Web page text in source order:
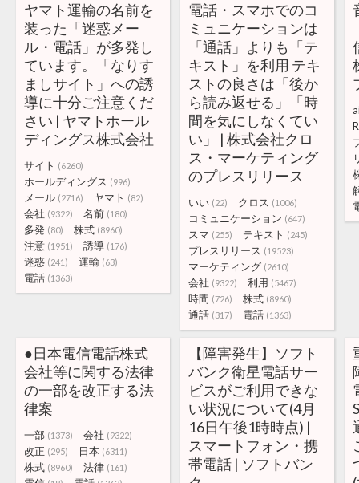
ヤマト運輸の名前を
装った「迷惑メー
ル・電話」が多発し
ています。「なりす
ましサイト」への誘
導に十分ご注意くだ
さい | ヤマトホール
ディングス株式会社
サイト (6260)
ホールディングス (996)
メール (2716) ヤマト (82)
会社 (9322) 名前 (180)
多発 (80) 株式 (8960)
注意 (1951) 誘導 (176)
迷惑 (241) 運輸 (63)
電話 (1363)
電話・スマホでのコ
ミュニケーションは
「通話」よりも「テ
キスト」を利用 テキ
ストの良さは「後か
ら読み返せる」「時
間を気にしなくてい
い」 | 株式会社クロ
ス・マーケティング
のプレスリリース
いい (22) クロス (1006)
コミュニケーション (647)
スマ (255) テキスト (245)
プレスリリース (19523)
マーケティング (2610)
会社 (9322) 利用 (5467)
時間 (726) 株式 (8960)
通話 (317) 電話 (1363)
●日本電信電話株式
会社等に関する法律
の一部を改正する法
律案
一部 (1373) 会社 (9322)
改正 (295) 日本 (6311)
株式 (8960) 法律 (161)
【障害発生】ソフト
バンク衛星電話サー
ビスがご利用できな
い状況について(4月
16日午後1時時点) |
スマートフォン・携
帯電話 | ソフトバン